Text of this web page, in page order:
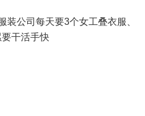
装公司每天要3个女工叠衣服、
干活手快